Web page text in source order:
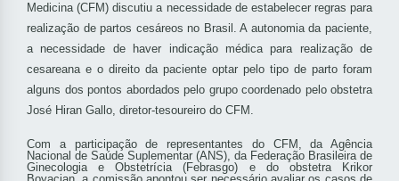
Medicina (CFM) discutiu a necessidade de estabelecer regras para
realização de partos cesáreos no Brasil. A autonomia da paciente,
a necessidade de haver indicação médica para realização de
cesareana e o direito da paciente optar pelo tipo de parto foram
alguns dos pontos abordados pelo grupo coordenado pelo obstetra
José Hiran Gallo, diretor-tesoureiro do CFM.
Com a participação de representantes do CFM, da Agência
Nacional de Saúde Suplementar (ANS), da Federação Brasileira de
Ginecologia e Obstetrícia (Febrasgo) e do obstetra Krikor